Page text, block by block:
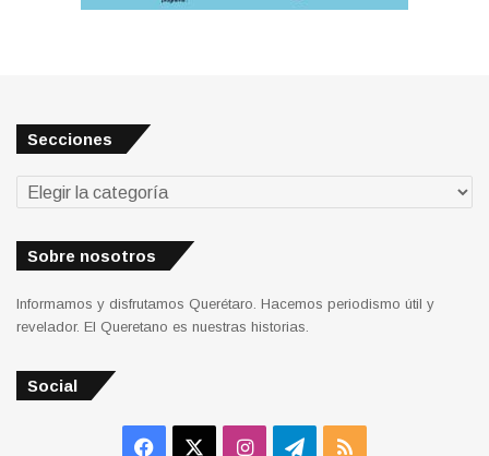
Secciones
Secciones
Sobre nosotros
Informamos y disfrutamos Querétaro. Hacemos periodismo útil y
revelador. El Queretano es nuestras historias.
Social
Facebook InstagramTelegram
RSS